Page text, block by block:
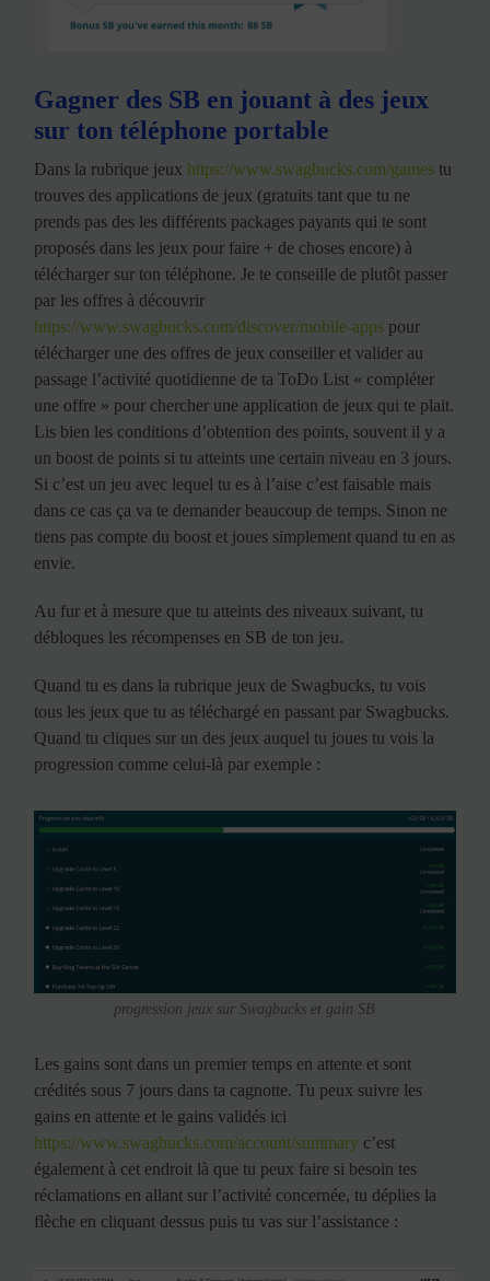
Gagner des SB en jouant à des jeux
sur ton téléphone portable
Dans la rubrique jeux https://www.swagbucks.com/games tu
trouves des applications de jeux (gratuits tant que tu ne
prends pas des les différents packages payants qui te sont
proposés dans les jeux pour faire + de choses encore) à
télécharger sur ton téléphone. Je te conseille de plutôt passer
par les offres à découvrir
https://www.swagbucks.com/discover/mobile-apps pour
télécharger une des offres de jeux conseiller et valider au
passage l’activité quotidienne de ta ToDo List « compléter
une offre » pour chercher une application de jeux qui te plait.
Lis bien les conditions d’obtention des points, souvent il y a
un boost de points si tu atteints une certain niveau en 3 jours.
Si c’est un jeu avec lequel tu es à l’aise c’est faisable mais
dans ce cas ça va te demander beaucoup de temps. Sinon ne
tiens pas compte du boost et joues simplement quand tu en as
envie.
Au fur et à mesure que tu atteints des niveaux suivant, tu
débloques les récompenses en SB de ton jeu.
Quand tu es dans la rubrique jeux de Swagbucks, tu vois
tous les jeux que tu as téléchargé en passant par Swagbucks.
Quand tu cliques sur un des jeux auquel tu joues tu vois la
progression comme celui-là par exemple :
progression jeux sur Swagbucks et gain SB
Les gains sont dans un premier temps en attente et sont
crédités sous 7 jours dans ta cagnotte. Tu peux suivre les
gains en attente et le gains validés ici
https://www.swagbucks.com/account/summary c’est
également à cet endroit là que tu peux faire si besoin tes
réclamations en allant sur l’activité concernée, tu déplies la
flèche en cliquant dessus puis tu vas sur l’assistance :